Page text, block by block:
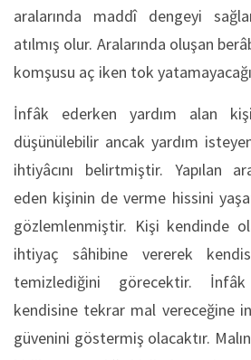
aralarında maddî dengeyi
atılmış olur. Aralarında oluşan
komşusu aç iken tok
İnfâk ederken yardım alan
düşünülebilir ancak yardım
ihtiyâcını belirtmiştir. Yapılan
eden kişinin de verme hissini
gözlemlenmiştir. Kişi kendinde
ihtiyaç sâhibine vererek
temizlediğini görecektir.
kendisine tekrar mal vereceğine
güvenini göstermiş olacaktır.